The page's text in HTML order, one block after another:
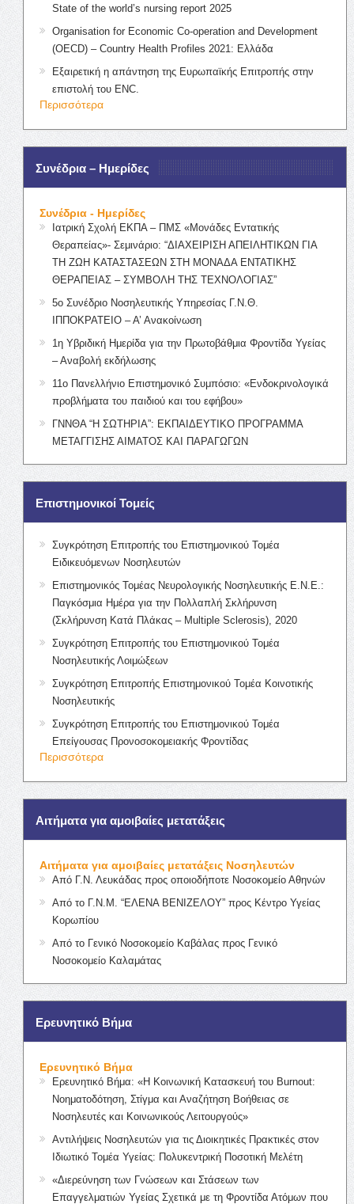
State of the world’s nursing report 2025
Organisation for Economic Co-operation and Development
(OECD) – Country Health Profiles 2021: Ελλάδα
Εξαιρετική η απάντηση της Ευρωπαϊκής Επιτροπής στην
επιστολή του ENC.
Περισσότερα
Συνέδρια – Ημερίδες
Συνέδρια - Ημερίδες
Ιατρική Σχολή ΕΚΠΑ – ΠΜΣ «Μονάδες Εντατικής
Θεραπείας»- Σεμινάριο: “ΔΙΑΧΕΙΡΙΣΗ ΑΠΕΙΛΗΤΙΚΩΝ ΓΙΑ
ΤΗ ΖΩΗ ΚΑΤΑΣΤΑΣΕΩΝ ΣΤΗ ΜΟΝΑΔΑ ΕΝΤΑΤΙΚΗΣ
ΘΕΡΑΠΕΙΑΣ – ΣΥΜΒΟΛΗ ΤΗΣ ΤΕΧΝΟΛΟΓΙΑΣ”
5ο Συνέδριο Νοσηλευτικής Υπηρεσίας Γ.Ν.Θ.
ΙΠΠΟΚΡΑΤΕΙΟ – Α’ Ανακοίνωση
1η Υβριδική Ημερίδα για την Πρωτοβάθμια Φροντίδα Υγείας
– Αναβολή εκδήλωσης
11ο Πανελλήνιο Επιστημονικό Συμπόσιο: «Ενδοκρινολογικά
προβλήματα του παιδιού και του εφήβου»
ΓΝΝΘΑ “Η ΣΩΤΗΡΙΑ”: ΕΚΠΑΙΔΕΥΤΙΚΟ ΠΡΟΓΡΑΜΜΑ
ΜΕΤΑΓΓΙΣΗΣ ΑΙΜΑΤΟΣ ΚΑΙ ΠΑΡΑΓΩΓΩΝ
Επιστημονικοί Τομείς
Συγκρότηση Επιτροπής του Επιστημονικού Τομέα
Ειδικευόμενων Νοσηλευτών
Επιστημονικός Τομέας Νευρολογικής Νοσηλευτικής Ε.Ν.Ε.:
Παγκόσμια Ημέρα για την Πολλαπλή Σκλήρυνση
(Σκλήρυνση Κατά Πλάκας – Multiple Sclerosis), 2020
Συγκρότηση Επιτροπής του Επιστημονικού Τομέα
Νοσηλευτικής Λοιμώξεων
Συγκρότηση Επιτροπής Επιστημονικού Τομέα Κοινοτικής
Νοσηλευτικής
Συγκρότηση Επιτροπής του Επιστημονικού Τομέα
Επείγουσας Προνοσοκομειακής Φροντίδας
Περισσότερα
Αιτήματα για αμοιβαίες μετατάξεις
Αιτήματα για αμοιβαίες μετατάξεις Νοσηλευτών
Από Γ.Ν. Λευκάδας προς οποιοδήποτε Νοσοκομείο Αθηνών
Από το Γ.Ν.Μ. “ΕΛΕΝΑ ΒΕΝΙΖΕΛΟΥ” προς Κέντρο Υγείας
Κορωπίου
Από το Γενικό Νοσοκομείο Καβάλας προς Γενικό
Νοσοκομείο Καλαμάτας
Ερευνητικό Βήμα
Ερευνητικό Βήμα
Ερευνητικό Βήμα: «Η Κοινωνική Κατασκευή του Burnout:
Νοηματοδότηση, Στίγμα και Αναζήτηση Βοήθειας σε
Νοσηλευτές και Κοινωνικούς Λειτουργούς»
Αντιλήψεις Νοσηλευτών για τις Διοικητικές Πρακτικές στον
Ιδιωτικό Τομέα Υγείας: Πολυκεντρική Ποσοτική Μελέτη
«Διερεύνηση των Γνώσεων και Στάσεων των
Επαγγελματιών Υγείας Σχετικά με τη Φροντίδα Ατόμων που